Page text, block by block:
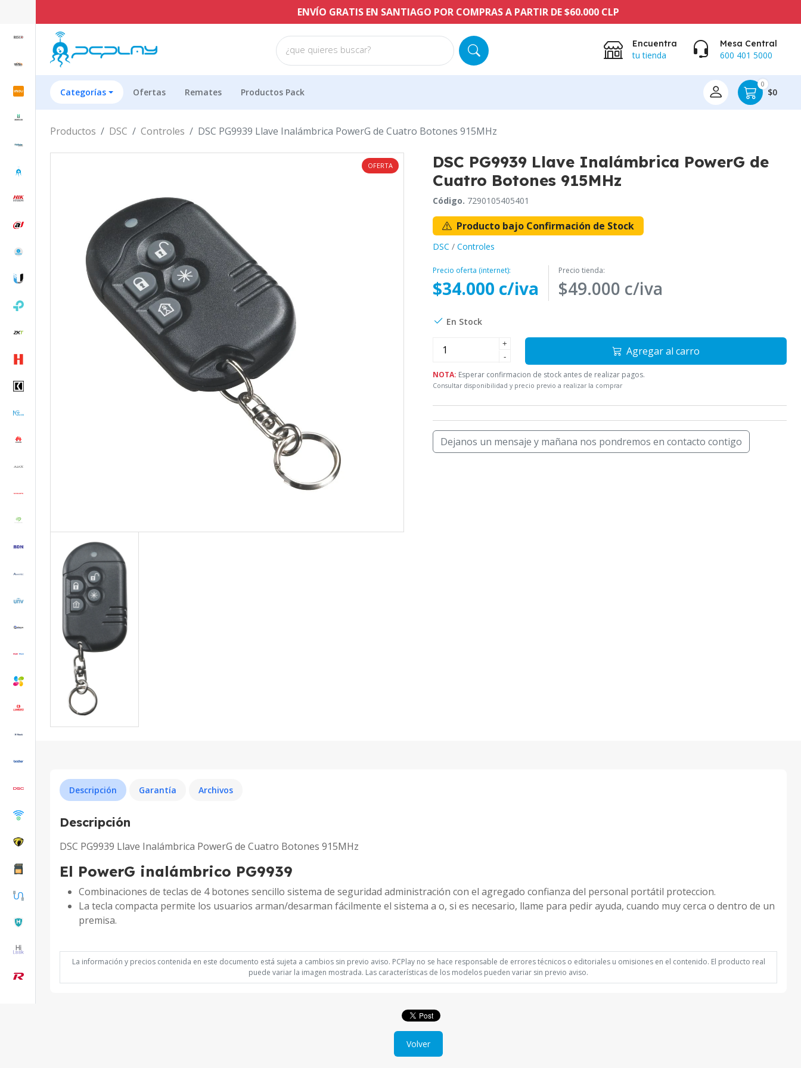
ENVÍO GRATIS EN SANTIAGO POR COMPRAS A PARTIR DE $60.000 CLP
¿que quieres buscar?
Encuentra
tu tienda
Mesa Central
600 401 5000
Categorías Ofertas Remates Productos Pack
0
$0
Productos DSC Controles DSC PG9939 Llave Inalámbrica PowerG de Cuatro Botones 915MHz
OFERTA
DSC PG9939 Llave Inalámbrica PowerG de
Cuatro Botones 915MHz
Código. 7290105405401
Producto bajo Confirmación de Stock
DSC / Controles
Precio oferta (internet):
$34.000 c/iva
Precio tienda:
$49.000 c/iva
En Stock
+
-
Agregar al carro
NOTA: Esperar confirmacion de stock antes de realizar pagos.
Consultar disponibilidad y precio previo a realizar la comprar
Dejanos un mensaje y mañana nos pondremos en contacto contigo
Descripción Garantía Archivos
Descripción
DSC PG9939 Llave Inalámbrica PowerG de Cuatro Botones 915MHz
El PowerG inalámbrico PG9939
Combinaciones de teclas de 4 botones sencillo sistema de seguridad administración con el agregado confianza del personal portátil proteccion.
La tecla compacta permite los usuarios arman/desarman fácilmente el sistema a o, si es necesario, llame para pedir ayuda, cuando muy cerca o dentro de un
premisa.
La información y precios contenida en este documento está sujeta a cambios sin previo aviso. PCPlay no se hace responsable de errores técnicos o editoriales u omisiones en el contenido. El producto real
puede variar la imagen mostrada. Las características de los modelos pueden variar sin previo aviso.
Volver